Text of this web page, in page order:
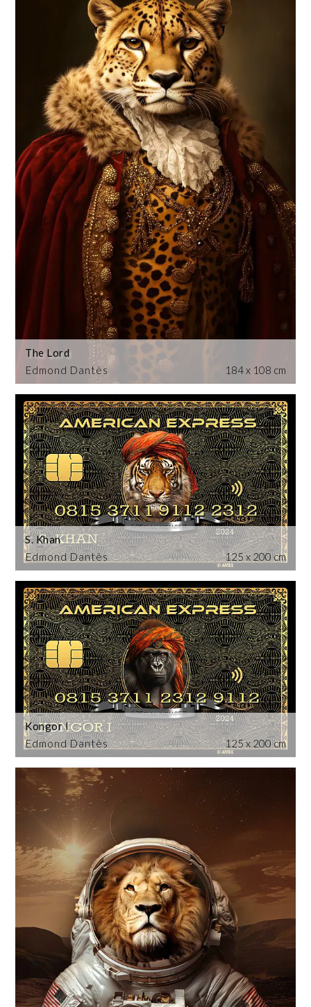
Edmond Dantès
The Lord
184 x 108 cm
Edmond Dantès
S. Khan
125 x 200 cm
Edmond Dantès
Kongor I
125 x 200 cm